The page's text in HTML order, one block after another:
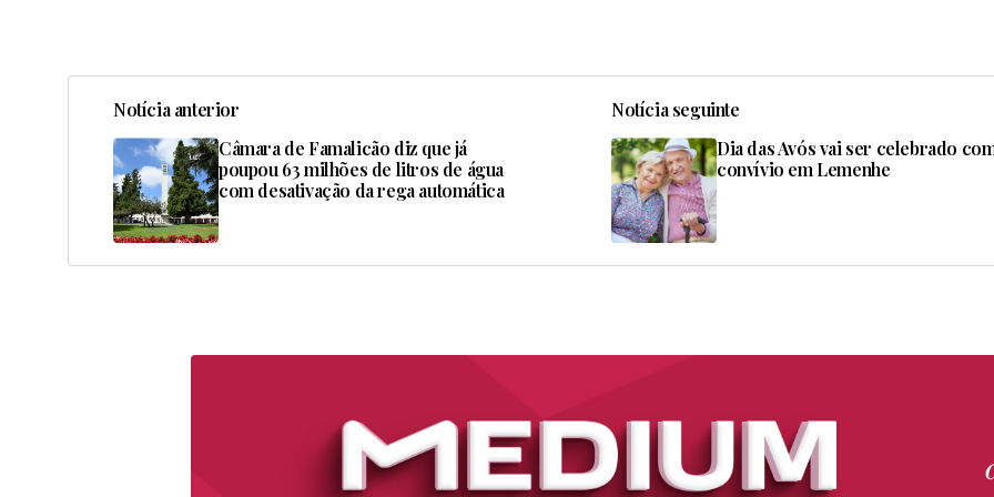
Notícia anterior
Câmara de Famalicão diz que já
poupou 63 milhões de litros de água
com desativação da rega automática
Notícia seguinte
Dia das Avós vai ser celebrado
convívio em Lemenhe